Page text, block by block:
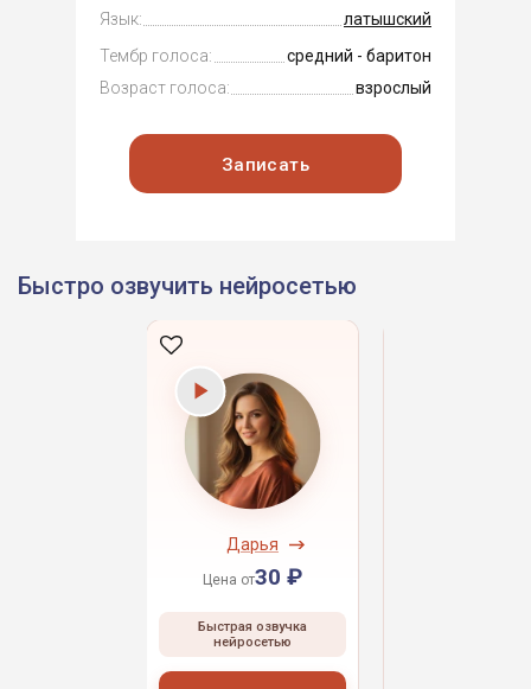
Язык:
латышский
Тембр голоса:
средний - баритон
Возраст голоса:
взрослый
Записать
Быстро озвучить нейросетью
Дарья
Цена от30 ₽
Быстрая озвучка
нейросетью